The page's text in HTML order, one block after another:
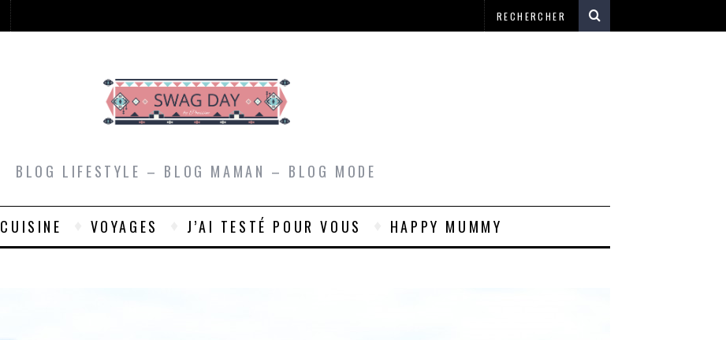
BLOG LIFESTYLE – BLOG MAMAN – BLOG MODE
CUISINE VOYAGES J’AI TESTÉ POUR VOUS HAPPY MUMMY